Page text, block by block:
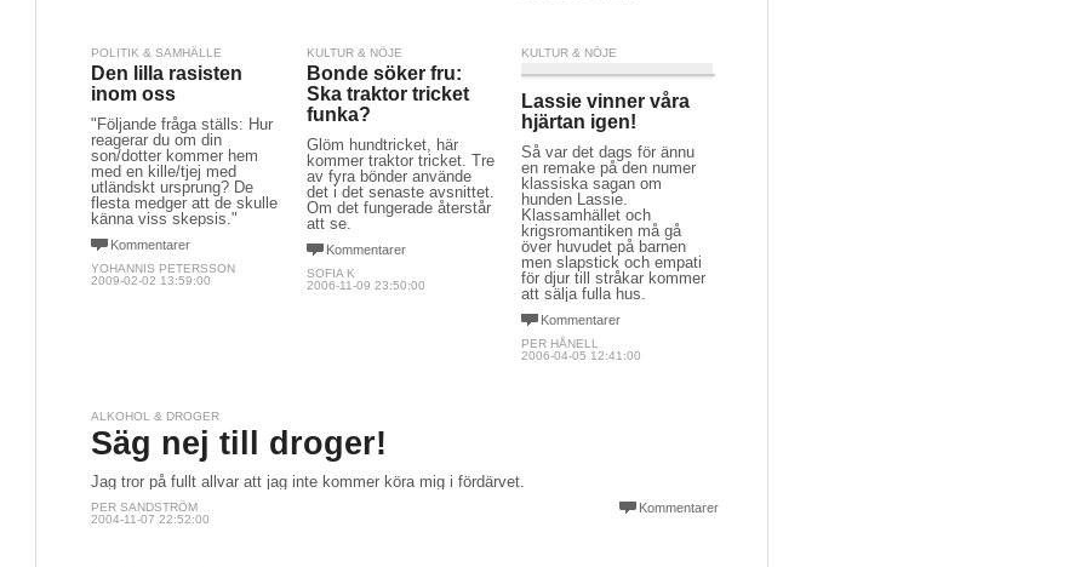
POLITIK & SAMHÄLLE
Den lilla rasisten
inom oss
"Följande fråga ställs: Hur
reagerar du om din
son/dotter kommer hem
med en kille/tjej med
utländskt ursprung? De
flesta medger att de skulle
känna viss skepsis."
Kommentarer
YOHANNIS PETERSSON
2009-02-02 13:59:00
KULTUR & NÖJE
Bonde söker fru:
Ska traktor tricket
funka?
Glöm hundtricket, här
kommer traktor tricket. Tre
av fyra bönder använde
det i det senaste avsnittet.
Om det fungerade återstår
att se.
Kommentarer
SOFIA K
2006-11-09 23:50:00
KULTUR & NÖJE
Lassie vinner våra
hjärtan igen!
Så var det dags för ännu
en remake på den numer
klassiska sagan om
hunden Lassie.
Klassamhället och
krigsromantiken må gå
över huvudet på barnen
men slapstick och empati
för djur till stråkar kommer
att sälja fulla hus.
Kommentarer
PER HÅNELL
2006-04-05 12:41:00
ALKOHOL & DROGER
Säg nej till droger!
Jag tror på fullt allvar att jag inte kommer köra mig i fördärvet.
Kommentarer
PER SANDSTRÖM
2004-11-07 22:52:00